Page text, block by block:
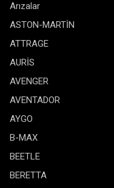
Arızalar
ASTON-MARTİN
ATTRAGE
AURİS
AVENGER
AVENTADOR
AYGO
B-MAX
BEETLE
BERETTA